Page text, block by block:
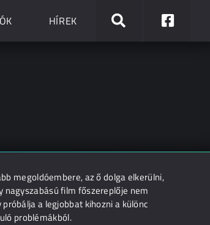
HÍREK
megoldóembere, az ő dolga elkerülni,
nagyszabású film főszereplője nem
a legjobbat kihozni a különc
problémákból.